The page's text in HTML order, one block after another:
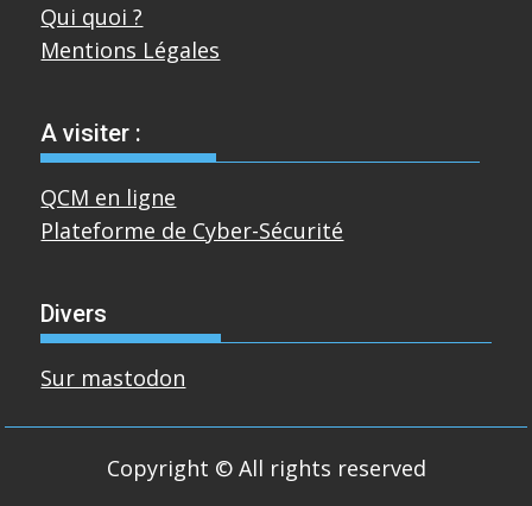
Qui quoi ?
Mentions Légales
A visiter :
QCM en ligne
Plateforme de Cyber-Sécurité
Divers
Sur mastodon
Copyright © All rights reserved